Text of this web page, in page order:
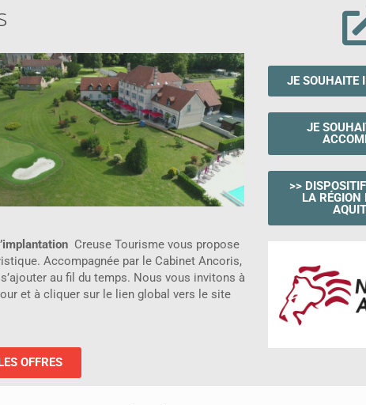
Creuse Tourisme vous propose
Accompagnée par le Cabinet Ancoris,
au fil du temps. Nous vous invitons à
et à cliquer sur le lien global vers le site
OFFRES
JE SOUHAITE
JE
>>
LA RÉGION